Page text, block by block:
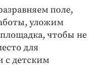
поле,
уложим
чтобы не
для
с детским